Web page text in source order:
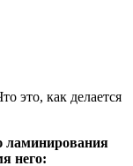
ламинирования
него: